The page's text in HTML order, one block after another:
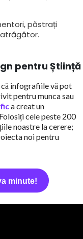
păstrați
pentru Știință
că infografiile vă pot
pentru munca sau
a creat un
cele peste 200
noastre la cerere;
noi pentru
minute!